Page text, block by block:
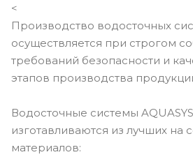
<
Производство водосточных
осуществляется при строгом
требований безопасности и
этапов производства
Водосточные системы
изготавливаются из лучших на
материалов: